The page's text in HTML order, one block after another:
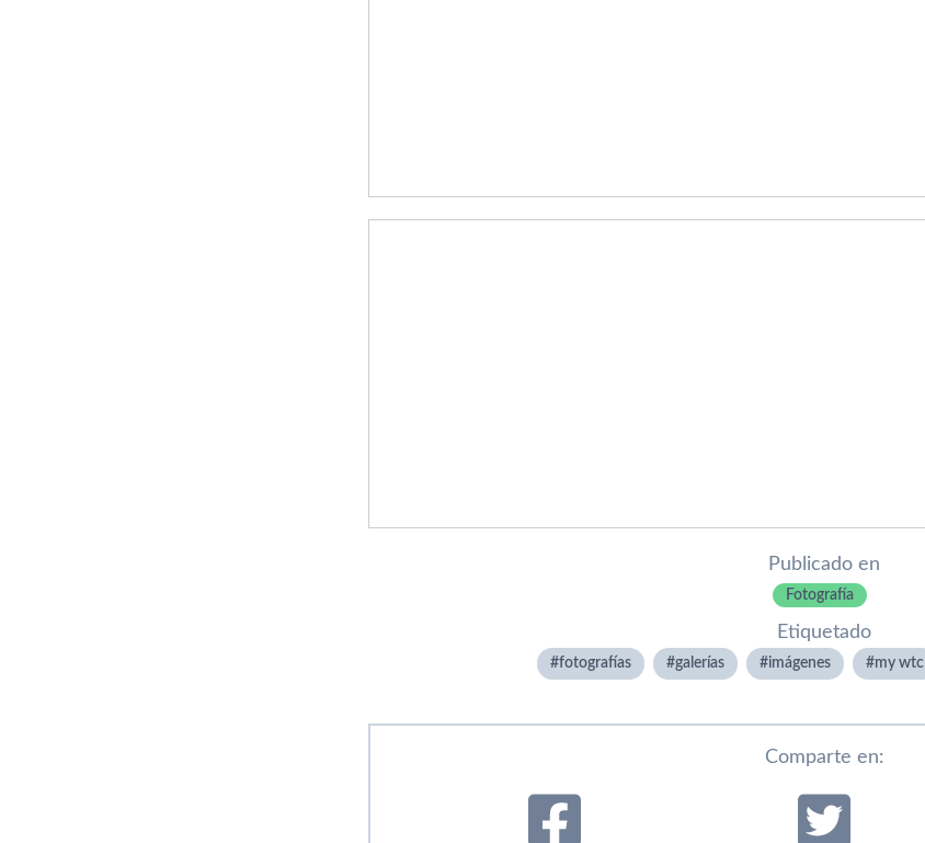
Publicado en
Fotografí­a
Etiquetado
fotografí­as galerí­as imágenes my wtc
Comparte en: